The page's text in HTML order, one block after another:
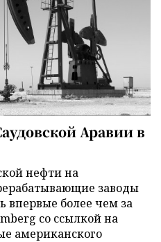
Аравии в
нефти на
заводы
впервые более чем за
со ссылкой на
американского